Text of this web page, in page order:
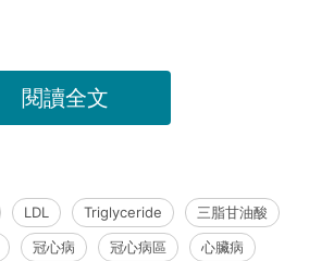
閱讀全文
LDL Triglyceride
三脂甘油酸
冠心病 冠心病區
心臟病